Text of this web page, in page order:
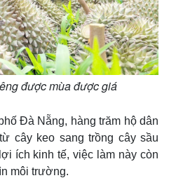
được mùa được giá
Đà Nẵng, hàng trăm hộ dân
cây keo sang trồng cây sầu
ích kinh tế, việc làm này còn
môi trường.